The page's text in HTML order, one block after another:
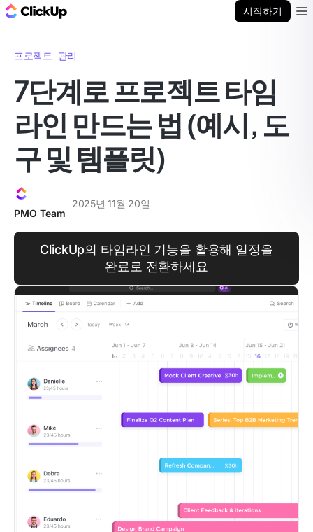
시작하기
프로젝트 관리
7단계로 프로젝트 타임
라인 만드는 법 (예시, 도
구 및 템플릿)
PMO Team
2025년 11월 20일
ClickUp의 타임라인 기능을 활용해 일정을
완료로 전환하세요